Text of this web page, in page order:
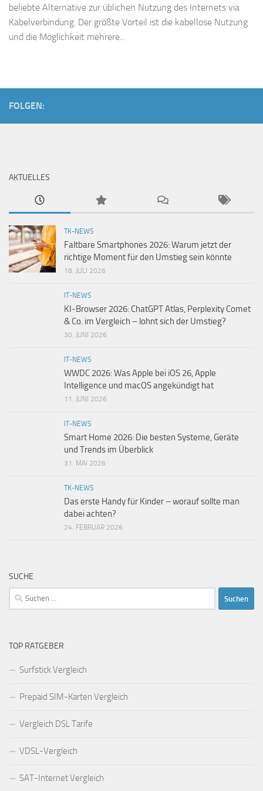
beliebte Alternative zur üblichen Nutzung des Internets via
Kabelverbindung. Der größte Vorteil ist die kabellose Nutzung
und die Möglichkeit mehrere...
FOLGEN:
AKTUELLES
TK-NEWS
Faltbare Smartphones 2026: Warum jetzt der
richtige Moment für den Umstieg sein könnte
18. JULI 2026
IT-NEWS
KI-Browser 2026: ChatGPT Atlas, Perplexity Comet
& Co. im Vergleich – lohnt sich der Umstieg?
30. JUNI 2026
IT-NEWS
WWDC 2026: Was Apple bei iOS 26, Apple
Intelligence und macOS angekündigt hat
11. JUNI 2026
IT-NEWS
Smart Home 2026: Die besten Systeme, Geräte
und Trends im Überblick
31. MAI 2026
TK-NEWS
Das erste Handy für Kinder – worauf sollte man
dabei achten?
24. FEBRUAR 2026
SUCHE
Suchen
nach:
TOP RATGEBER
Surfstick Vergleich
Prepaid SIM-Karten Vergleich
Vergleich DSL Tarife
VDSL-Vergleich
SAT-Internet Vergleich